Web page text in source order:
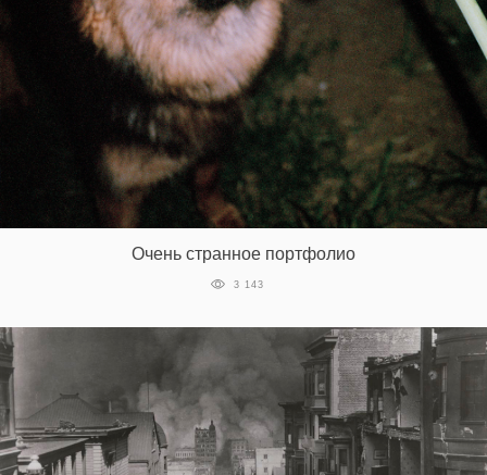
Очень странное портфолио
3 143